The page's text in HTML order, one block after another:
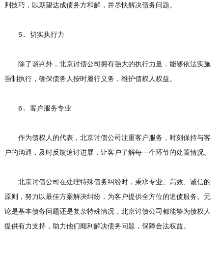
判技巧，以期望达成债务方和解，并尽快解决债务问题。
5. 切实执行力
除了谈判外，北京讨债公司拥有强大的执行力量，能够依法实施
强制执行，确保债务人按时履行义务，维护债权人权益。
6. 客户服务专业
作为债权人的代表，北京讨债公司注重客户服务，时刻保持与客
户的沟通，及时反馈追讨进展，让客户了解每一个环节的处置情况。
北京讨债公司在处理特殊债务纠纷时，秉承专业、高效、诚信的
原则，努力以最佳方案解决纠纷，为客户提供全方位的追债服务。无
论是基本债务问题还是复杂特殊情况，北京讨债公司都能够为债权人
提供有力支持，助力他们顺利解决债务问题，保障合法权益。